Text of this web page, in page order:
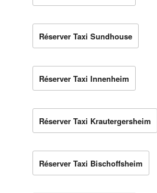
Réserver Taxi Sundhouse
Réserver Taxi Innenheim
Réserver Taxi Krautergersheim
Réserver Taxi Bischoffsheim